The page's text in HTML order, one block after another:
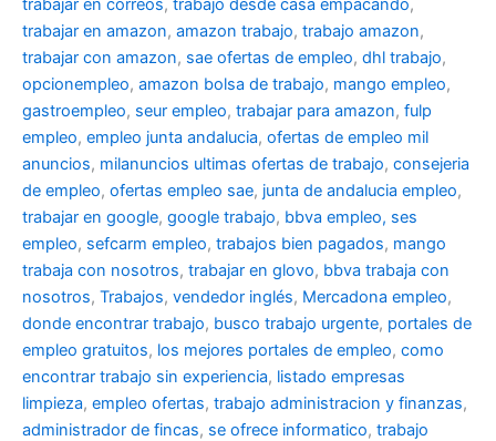
trabajar en correos, trabajo desde casa empacando,
trabajar en amazon, amazon trabajo, trabajo amazon,
trabajar con amazon, sae ofertas de empleo, dhl trabajo,
opcionempleo, amazon bolsa de trabajo, mango empleo,
gastroempleo, seur empleo, trabajar para amazon, fulp
empleo, empleo junta andalucia, ofertas de empleo mil
anuncios, milanuncios ultimas ofertas de trabajo, consejeria
de empleo, ofertas empleo sae, junta de andalucia empleo,
trabajar en google, google trabajo, bbva empleo, ses
empleo, sefcarm empleo, trabajos bien pagados, mango
trabaja con nosotros, trabajar en glovo, bbva trabaja con
nosotros, Trabajos, vendedor inglés, Mercadona empleo,
donde encontrar trabajo, busco trabajo urgente, portales de
empleo gratuitos, los mejores portales de empleo, como
encontrar trabajo sin experiencia, listado empresas
limpieza, empleo ofertas, trabajo administracion y finanzas,
administrador de fincas, se ofrece informatico, trabajo